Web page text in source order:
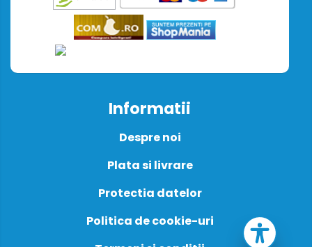
Informatii
Despre noi
Plata si livrare
Protectia datelor
Politica de cookie-uri